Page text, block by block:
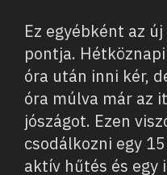
Ez egyébként az
pontja.
óra után inni kér,
óra múlva már az
jószágot. Ezen
csodálkozni egy
aktív hűtés és